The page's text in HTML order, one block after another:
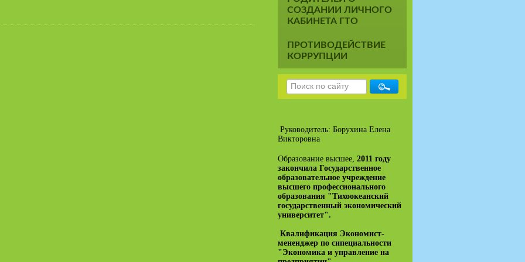
СОЗДАНИИ ЛИЧНОГО
КАБИНЕТА ГТО
ПРОТИВОДЕЙСТВИЕ
КОРРУПЦИИ
Руководитель: Борухина Елена
Викторовна
Образование высшее, 2011 году
закончила Государственное
образовательное учреждение
высшего профессионального
образования "Тихоокеанский
государственный экономический
университет".
Квалификация Экономист-
мененджер по сипециальности
"Экономика и управление на